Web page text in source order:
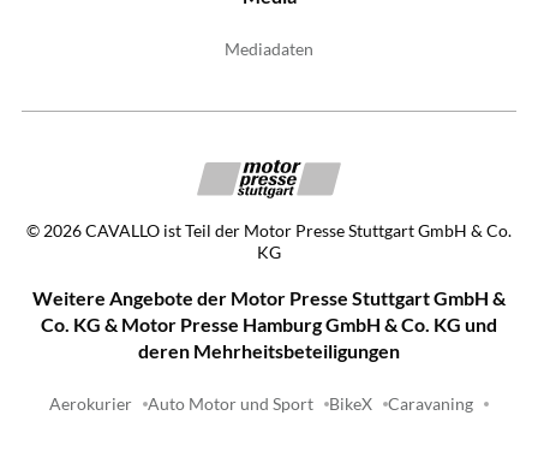
Mediadaten
©2026CAVALLO ist Teil der Motor Presse Stuttgart GmbH & Co.
KG
Weitere Angebote der Motor Presse Stuttgart GmbH &
Co. KG & Motor Presse Hamburg GmbH & Co. KG und
deren Mehrheitsbeteiligungen
Aerokurier Auto Motor und Sport BikeX Caravaning